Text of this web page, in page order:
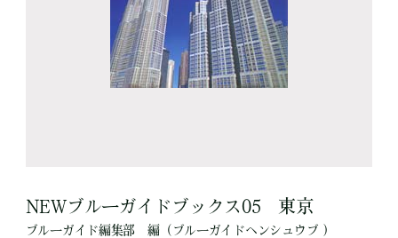
NEWブルーガイドブックス05 東京
ブルーガイド編集部 編（ブルーガイドヘンシュウブ ）